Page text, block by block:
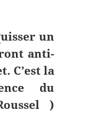
un
anti-
C’est la
du
)